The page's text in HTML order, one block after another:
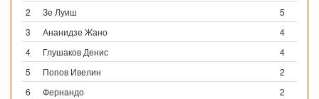
2
Зе Луиш
5
3
Ананидзе Жано
4
4
Глушаков Денис
4
5
Попов Ивелин
2
6
Фернандо
2